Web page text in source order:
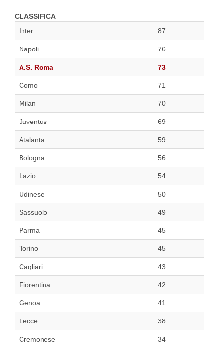
CLASSIFICA
Inter
87
Napoli 76
A.S. Roma 73
Como 71
Milan 70
Juventus 69
Atalanta 59
Bologna 56
Lazio 54
Udinese 50
Sassuolo 49
Parma 45
Torino 45
Cagliari 43
Fiorentina 42
Genoa 41
Lecce 38
Cremonese 34